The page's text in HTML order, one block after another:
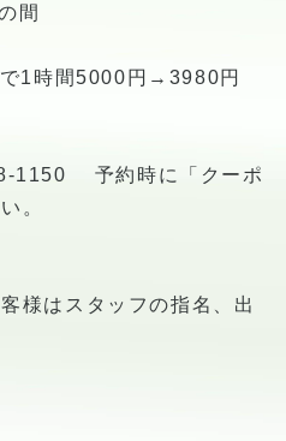
の間
1時間5000円→3980円
1150 予約時に「クーポ
。
様はスタッフの指名、出